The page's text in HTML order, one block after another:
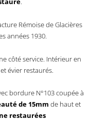
Rémoise de Glacières
années 1930.
côté service. Intérieur en
évier restaurés.
bordure N°103 coupée à
de 15mm de haut et
restaurées